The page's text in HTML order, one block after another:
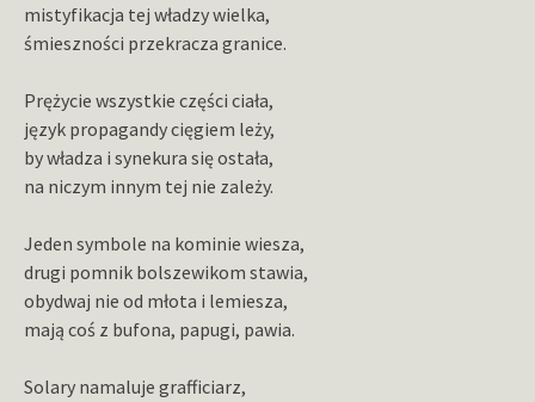
mistyfikacja tej władzy wielka,
śmieszności przekracza granice.
Prężycie wszystkie części ciała,
język propagandy cięgiem leży,
by władza i synekura się ostała,
na niczym innym tej nie zależy.
Jeden symbole na kominie wiesza,
drugi pomnik bolszewikom stawia,
obydwaj nie od młota i lemiesza,
mają coś z bufona, papugi, pawia.
Solary namaluje grafficiarz,